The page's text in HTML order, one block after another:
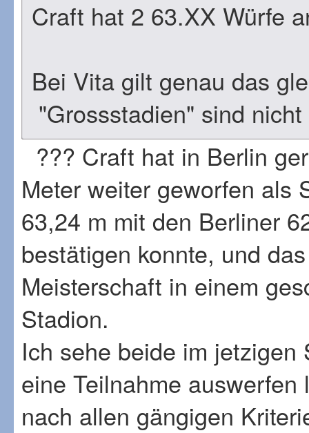
Craft hat 2 63.XX Würfe
Bei Vita gilt genau das
"Grossstadien" sind
??? Craft hat in Berlin
Meter weiter geworfen als
63,24 m mit den Berliner
bestätigen konnte, und
Meisterschaft in einem
Stadion.
Ich sehe beide im
eine Teilnahme
nach allen gängigen